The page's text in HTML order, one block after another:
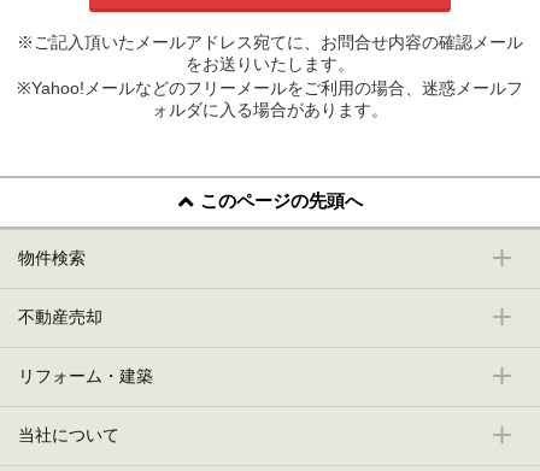
※ご記入頂いたメールアドレス宛てに、お問合せ内容の確認メール
をお送りいたします。
※Yahoo!メールなどのフリーメールをご利用の場合、迷惑メールフ
ォルダに入る場合があります。
このページの先頭へ
物件検索
不動産売却
リフォーム・建築
当社について